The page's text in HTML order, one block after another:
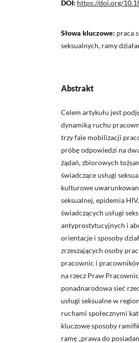
DOI: https://doi.org/
Słowa kluczowe: praca
seksualnych, ramy
Abstrakt
Celem artykułu jest
dynamiką ruchu
trzy fale mobilizacji
próbę odpowiedzi na
żądań, zbiorowych
świadczące usługi
kulturowe
seksualnej, epidemia
świadczących usługi
antyprostytucyjnych i
orientacje i sposoby
zrzeszających osoby
pracownic i
na rzecz Praw
ponadnarodowa sieć
usługi seksualne w
ruchami społecznymi
kluczowe sposoby
ramę „prawa do